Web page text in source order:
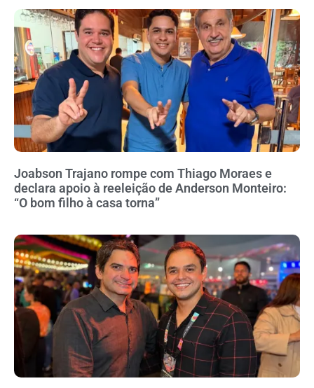
Joabson Trajano rompe com Thiago Moraes e
declara apoio à reeleição de Anderson Monteiro:
“O bom filho à casa torna”